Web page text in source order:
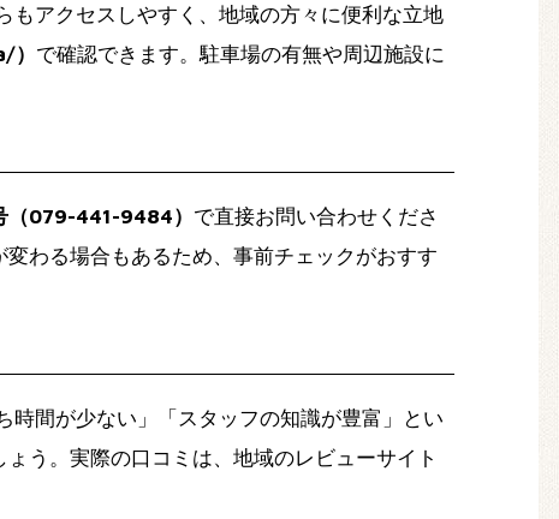
もアクセスしやすく、地域の方々に便利な立地
で確認できます。駐車場の有無や周辺施設に
（079-441-9484） で直接お問い合わせくださ
わる場合もあるため、事前チェックがおすす
時間が少ない」「スタッフの知識が豊富」とい
う。実際の口コミは、地域のレビューサイト